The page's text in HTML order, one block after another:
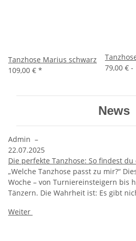
Tanzhose Marius schwarz
109,00 € *
79,00 € -
News
Admin –
22.07.2025
Die perfekte Tanzhose: So findest
„Welche Tanzhose passt zu mir?“
Woche – von Turniereinsteigern bis
Tänzern. Die Wahrheit ist: Es gibt
Weiter